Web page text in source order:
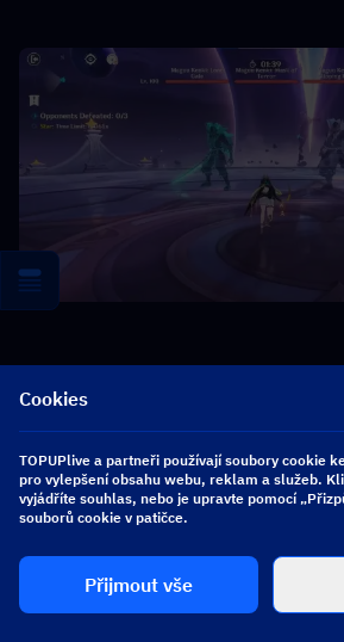
blízko masky.
● Událost: Vyberte si společníka nebo
Tým 1
Nefer/Alhaitham +
Cookies
TOPUPlive a partneři používají soubory cookie
pro vylepšení obsahu webu, reklam a služeb.
vyjádříte souhlas, nebo je upravte pomocí
souborů cookie v patičce.
Přijmout vše